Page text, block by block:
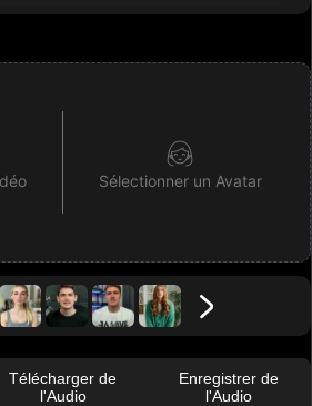
Sélectionner un Avatar
Télécharger de
l'Audio
Enregistrer de
l'Audio